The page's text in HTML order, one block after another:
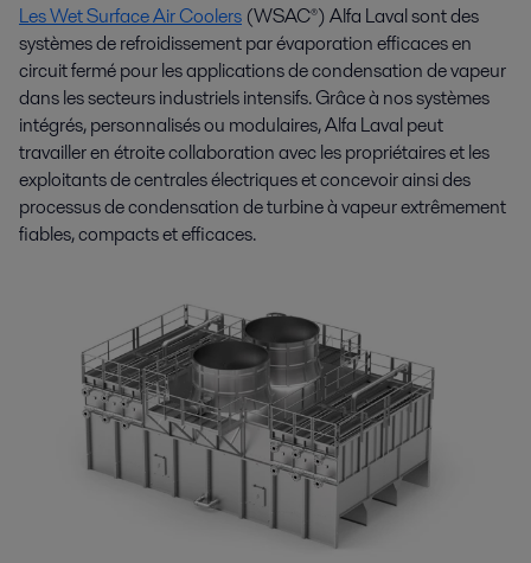
Les Wet Surface Air Coolers (WSAC®) Alfa Laval sont des
systèmes de refroidissement par évaporation efficaces en
circuit fermé pour les applications de condensation de vapeur
dans les secteurs industriels intensifs. Grâce à nos systèmes
intégrés, personnalisés ou modulaires, Alfa Laval peut
travailler en étroite collaboration avec les propriétaires et les
exploitants de centrales électriques et concevoir ainsi des
processus de condensation de turbine à vapeur extrêmement
fiables, compacts et efficaces.